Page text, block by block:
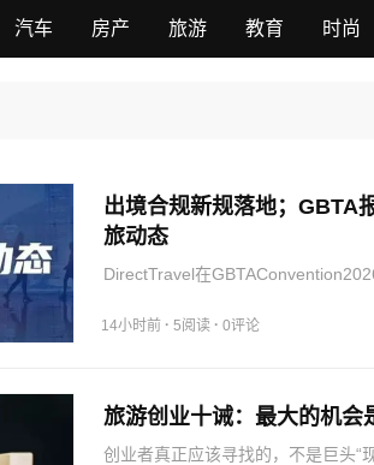
汽车 房产 旅游 教育 时尚
出境合规新规落地；GBTA
旅动态
DirectTravel在
架构整合（接入Spotn…
14小时前 · 5阅读 · 0评论
旅游创业十诫：最大的机会
创业者真正应该寻找的，不是巨头“